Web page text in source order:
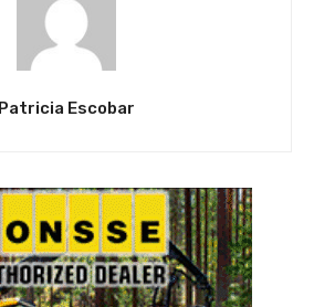
Patricia Escobar